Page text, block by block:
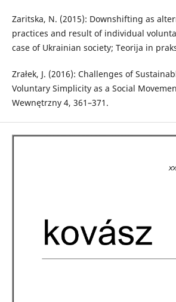
Zaritska, N. (2015): Downshifting as
practices and result of individual
case of Ukrainian society; Teorija in
Zrałek, J. (2016): Challenges of
Voluntary Simplicity as a Social
Wewnętrzny 4, 361–371.